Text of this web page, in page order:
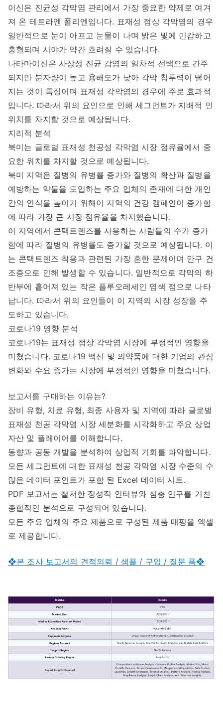
이신은 진균성 각막염 관리에서 가장 중요한 약제로 여겨
져 온 테트라엔 폴리엔입니다. 표재성 점상 각막염의 경우
일반적으로 눈이 아프고 눈물이 나며 밝은 빛에 민감하고
충혈되며 시야가 약간 흐려질 수 있습니다.
나타마이신은 사상성 진균 감염의 일차적 선택으로 간주
되지만 분자량이 높고 용해도가 낮아 각막 침투력이 떨어
지는 것이 특징이며 표재성 각막염의 경우에 주로 효과적
입니다. 따라서 위의 요인으로 인해 세그먼트가 지배적 인
위치를 차지할 것으로 예상됩니다.
지리적 분석
북미는 글로벌 표재성 천공성 각막염 시장 점유율에서 중
요한 위치를 차지할 것으로 예상됩니다.
북미 지역은 질병의 유병률 증가와 질병의 확산과 질병을
예방하는 약물을 도입하는 주요 업체의 존재에 대한 개인
간의 인식을 높이기 위해이 지역의 건강 캠페인이 증가함
에 따라 가장 큰 시장 점유율을 차지했습니다.
이 지역에서 콘택트렌즈를 사용하는 사람들의 수가 증가
함에 따라 질병의 유병률도 증가할 것으로 예상됩니다. 이
는 콘택트렌즈 착용과 관련된 가장 흔한 문제이며 안구 건
조증으로 인해 발생할 수 있습니다. 일반적으로 각막의 하
반부에 흩어져 있는 작은 플루오레세인 염색 점으로 나타
납니다. 따라서 위의 요인들이 이 지역의 시장 성장을 주
도하고 있습니다.
코로나19 영향 분석
코로나19는 표재성 점상 각막염 시장에 부정적인 영향을
미쳤습니다. 코로나19 백신 및 의약품에 대한 기업의 관심
변화와 수요 증가는 시장에 부정적인 영향을 미쳤습니다.
보고서를 구매하는 이유는?
장비 유형, 치료 유형, 최종 사용자 및 지역에 따라 글로벌
표재성 천공 각막염 시장 세분화를 시각화하고 주요 상업
자산 및 플레이어를 이해합니다.
동향과 공동 개발을 분석하여 상업적 기회를 파악합니다.
모든 세그먼트에 대한 표재성 천공 각막염 시장 수준의 수
많은 데이터 포인트가 포함 된 Excel 데이터 시트.
PDF 보고서는 철저한 정성적 인터뷰와 심층 연구를 거친
종합적인 분석으로 구성되어 있습니다.
모든 주요 업체의 주요 제품으로 구성된 제품 매핑을 엑셀
로 제공합니다.
❖본 조사 보고서의 견적의뢰 / 샘플 / 구입 / 질문 폼❖